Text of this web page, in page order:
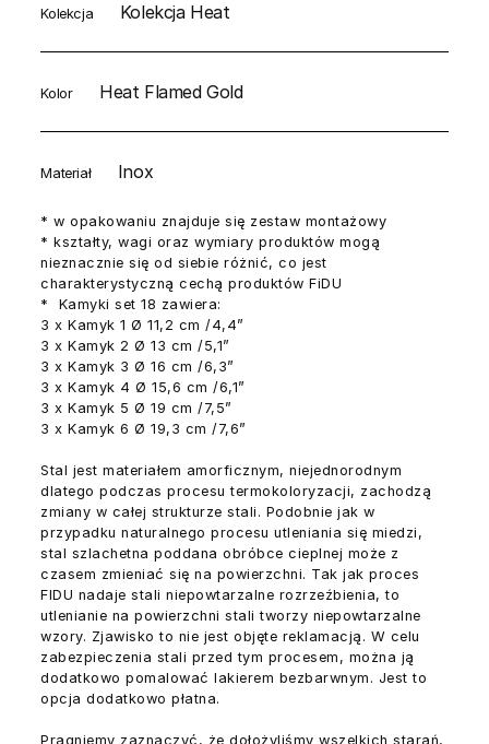
Kolekcja Kolekcja Heat
Kolor Heat Flamed Gold
Materiał Inox
* w opakowaniu znajduje się zestaw montażowy
* kształty, wagi oraz wymiary produktów mogą
nieznacznie się od siebie różnić, co jest
charakterystyczną cechą produktów FiDU
* Kamyki set 18 zawiera:
3 x Kamyk 1 Ø 11,2 cm /4,4”
3 x Kamyk 2 Ø 13 cm /5,1”
3 x Kamyk 3 Ø 16 cm /6,3”
3 x Kamyk 4 Ø 15,6 cm /6,1”
3 x Kamyk 5 Ø 19 cm /7,5”
3 x Kamyk 6 Ø 19,3 cm /7,6”
Stal jest materiałem amorficznym, niejednorodnym
dlatego podczas procesu termokoloryzacji, zachodzą
zmiany w całej strukturze stali. Podobnie jak w
przypadku naturalnego procesu utleniania się miedzi,
stal szlachetna poddana obróbce cieplnej może z
czasem zmieniać się na powierzchni. Tak jak proces
FIDU nadaje stali niepowtarzalne rozrzeźbienia, to
utlenianie na powierzchni stali tworzy niepowtarzalne
wzory. Zjawisko to nie jest objęte reklamacją. W celu
zabezpieczenia stali przed tym procesem, można ją
dodatkowo pomalować lakierem bezbarwnym. Jest to
opcja dodatkowo płatna.
Pragniemy zaznaczyć, że dołożyliśmy wszelkich starań,